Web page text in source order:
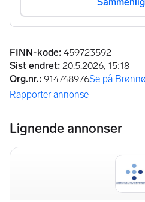
FINN-kode: 459723592
Sist endret: 20.5.2026, 15:18
Org.nr.: 914748976Se på
(åpnes i ny
Rapporter annonse